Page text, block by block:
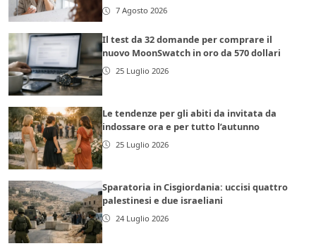
7 Agosto 2026
Il test da 32 domande per comprare il
nuovo MoonSwatch in oro da 570 dollari
25 Luglio 2026
Le tendenze per gli abiti da invitata da
indossare ora e per tutto l’autunno
25 Luglio 2026
Sparatoria in Cisgiordania: uccisi quattro
palestinesi e due israeliani
24 Luglio 2026